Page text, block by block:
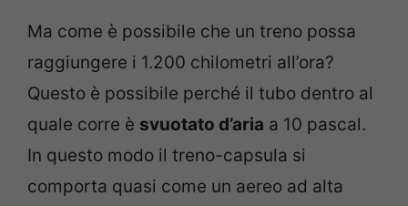
Ma come è possibile che un treno possa
raggiungere i 1.200 chilometri all’ora?
Questo è possibile perché il tubo dentro al
quale corre è svuotato d’aria a 10 pascal.
In questo modo il treno-capsula si
comporta quasi come un aereo ad alta